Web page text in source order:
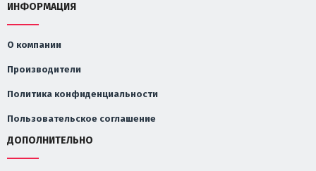
ИНФОРМАЦИЯ
О компании
Производители
Политика конфиденциальности
Пользовательское соглашение
ДОПОЛНИТЕЛЬНО